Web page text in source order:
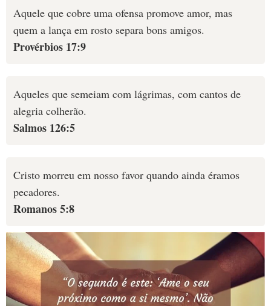
Aquele que cobre uma ofensa promove amor, mas
quem a lança em rosto separa bons amigos.
Provérbios 17:9
Aqueles que semeiam com lágrimas, com cantos de
alegria colherão.
Salmos 126:5
Cristo morreu em nosso favor quando ainda éramos
pecadores.
Romanos 5:8